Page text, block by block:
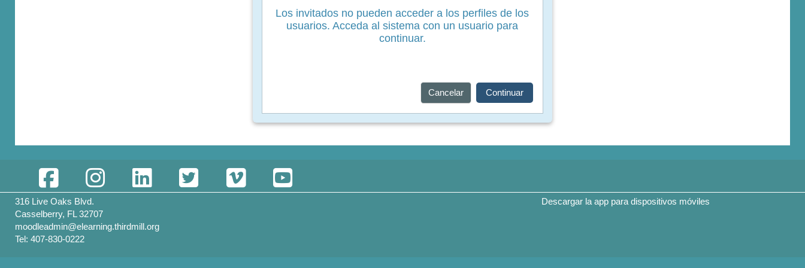
Los invitados no pueden acceder a los perfiles de los
usuarios. Acceda al sistema con un usuario para
continuar.
Cancelar Continuar
316 Live Oaks Blvd.
Casselberry, FL 32707
moodleadmin@elearning.thirdmill.org
Tel: 407-830-0222
Descargar la app para dispositivos móviles